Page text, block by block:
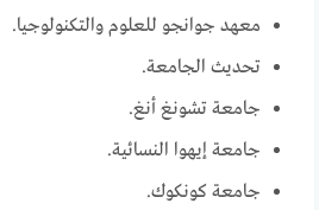
معهد جوانجو للعلوم والتكنولوجيا.
تحديث الجامعة.
جامعة تشونغ أنغ.
جامعة إيهوا النسائية.
جامعة كونكوك.